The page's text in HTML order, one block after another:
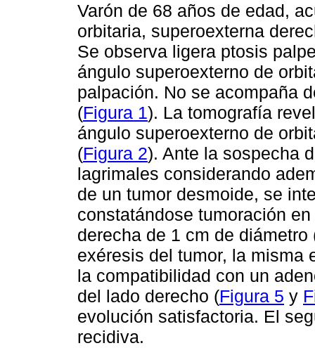
Varón de 68 años de edad,
orbitaria, superoexterna
Se observa ligera ptosis
ángulo superoexterno de
palpación. No se acompaña
(Figura 1). La tomografía
ángulo superoexterno de
(Figura 2). Ante la sospecha
lagrimales considerando
de un tumor desmoide, se
constatándose tumoración
derecha de 1 cm de diámetro
exéresis del tumor, la misma
la compatibilidad con un
del lado derecho (Figura 5 y
evolución satisfactoria. El
recidiva.